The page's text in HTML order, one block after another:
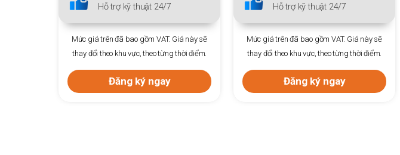
Hỗ trợ kỹ thuật 24/7
Mức giá trên đã bao gồm VAT. Giá này sẽ
thay đổi theo khu vực, theo từng thời điểm.
Đăng ký ngay
Lắp đặt nhanh trong 24h
Hỗ trợ kỹ thuật 24/7
Mức giá trên đã bao gồm VAT. Giá này sẽ
Đăng ký ngay